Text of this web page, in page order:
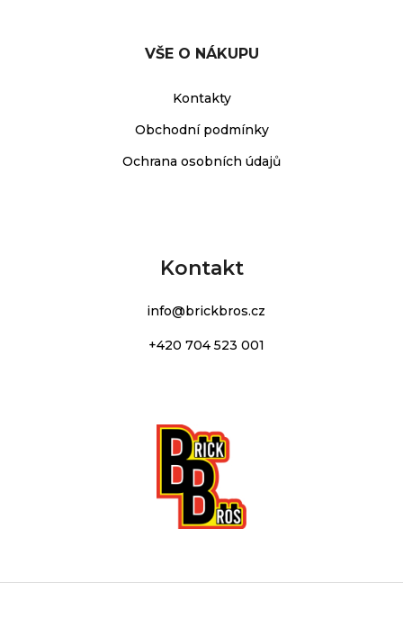
VŠE O NÁKUPU
Kontakty
Obchodní podmínky
Ochrana osobních údajů
Kontakt
info@brickbros.cz
+420 704 523 001